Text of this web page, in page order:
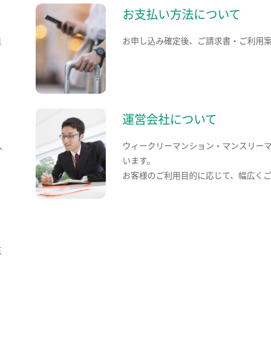
お支払い方法について
お申し込み確定後、ご請求書・ご利用
運営会社について
ウィークリーマンション・マンスリー
います。
お客様のご利用目的に応じて、幅広く